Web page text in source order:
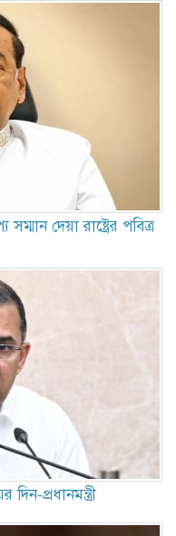
দেয়া রাষ্ট্রের পবিত্র
প্রধানমন্ত্রী